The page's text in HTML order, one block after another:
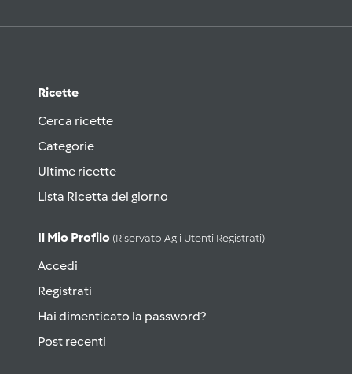
Ricette
Cerca ricette
Categorie
Ultime ricette
Lista Ricetta del giorno
Il Mio Profilo (riservato Agli Utenti Registrati)
Accedi
Registrati
Hai dimenticato la password?
Post recenti